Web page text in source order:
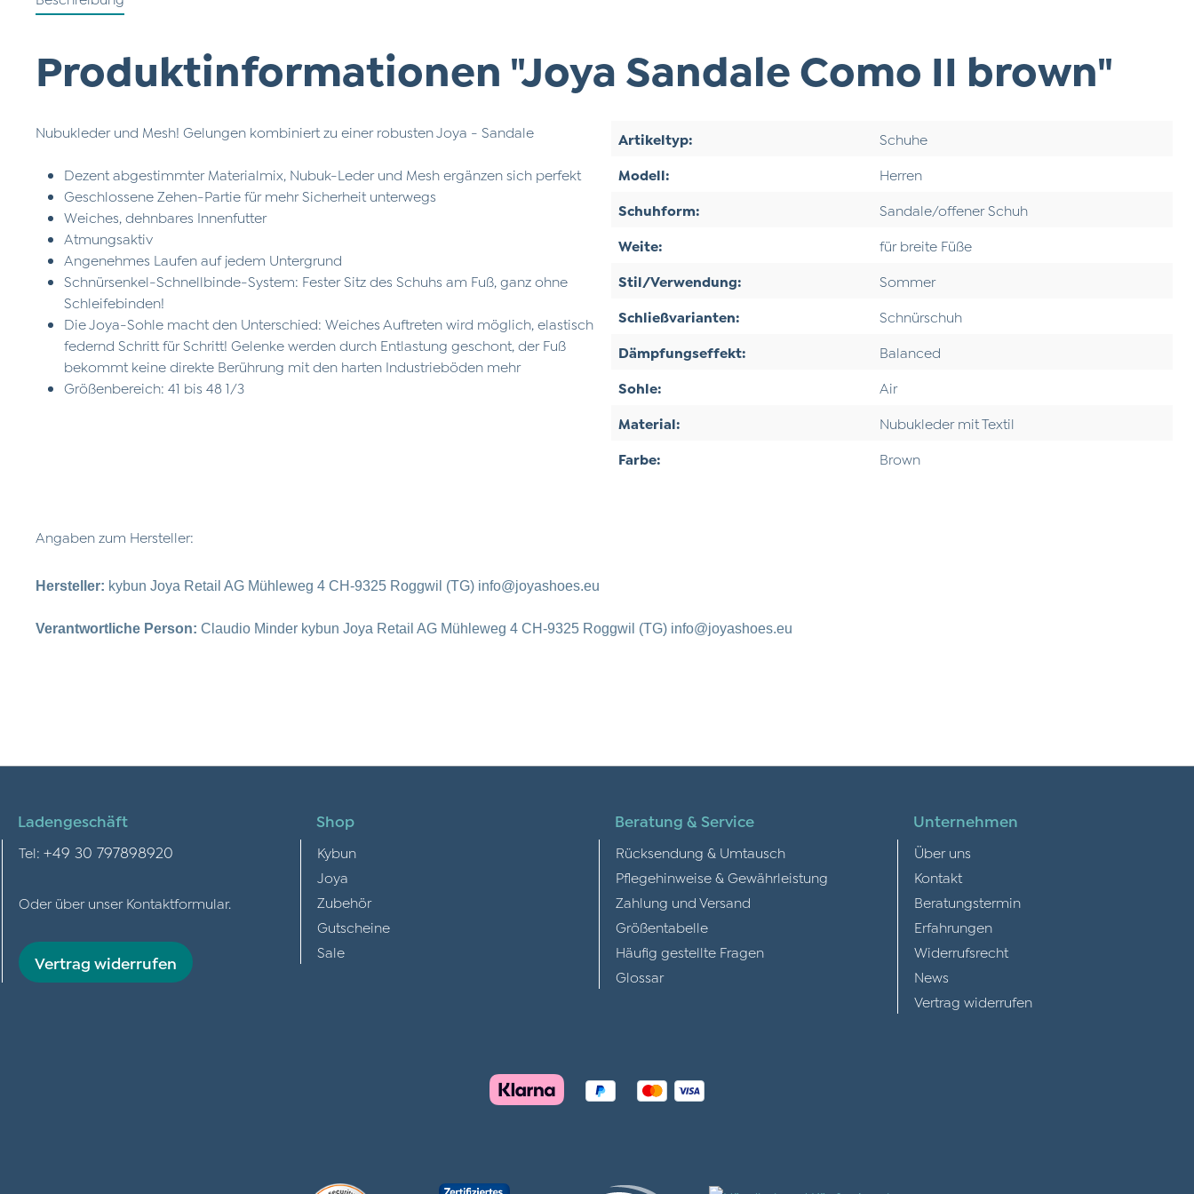
Produktinformationen "Joya Sandale Como II brown"
Nubukleder und Mesh! Gelungen kombiniert zu einer robusten Joya - Sandale
Dezent abgestimmter Materialmix, Nubuk-Leder und Mesh ergänzen sich perfekt
Geschlossene Zehen-Partie für mehr Sicherheit unterwegs
Weiches, dehnbares Innenfutter
Atmungsaktiv
Angenehmes Laufen auf jedem Untergrund
Schnürsenkel-Schnellbinde-System: Fester Sitz des Schuhs am Fuß, ganz ohne
Schleifebinden!
Die Joya-Sohle macht den Unterschied: Weiches Auftreten wird möglich, elastisch
federnd Schritt für Schritt! Gelenke werden durch Entlastung geschont, der Fuß
bekommt keine direkte Berührung mit den harten Industrieböden mehr
Größenbereich: 41 bis 48 1/3
Artikeltyp: Schuhe
Modell: Herren
Schuhform: Sandale/offener Schuh
Weite: für breite Füße
Stil/Verwendung: Sommer
Schließvarianten: Schnürschuh
Dämpfungseffekt: Balanced
Sohle: Air
Material: Nubukleder mit Textil
Farbe: Brown
Angaben zum Hersteller:
Hersteller: kybun Joya Retail AG Mühleweg 4 CH-9325 Roggwil (TG) info@joyashoes.eu
Verantwortliche Person: Claudio Minder kybun Joya Retail AG Mühleweg 4 CH-9325 Roggwil (TG) info@joyashoes.eu
Ladengeschäft
Tel: +49 30 797898920
Oder über unser Kontaktformular.
Vertrag widerrufen
Shop
Kybun
Joya
Zubehör
Gutscheine
Sale
Beratung & Service
Rücksendung & Umtausch
Pflegehinweise & Gewährleistung
Zahlung und Versand
Größentabelle
Häufig gestellte Fragen
Glossar
Unternehmen
Über uns
Kontakt
Beratungstermin
Erfahrungen
Widerrufsrecht
News
Vertrag widerrufen